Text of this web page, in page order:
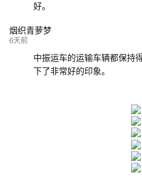
好。
烟织青萝梦
6天前
中振运车的运输车辆都保持
下了非常好的印象。